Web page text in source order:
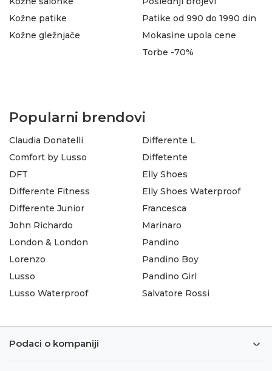
Kožne patike
Kožne gležnjače
Patike od 990 do 1990 din
Mokasine upola cene
Torbe -70%
Popularni brendovi
Claudia Donatelli
Comfort by Lusso
DFT
Differente Fitness
Differente Junior
Differente L
Diffetente
Elly Shoes
Elly Shoes Waterproof
Francesca
John Richardo
London & London
Lorenzo
Lusso
Lusso Waterproof
Marinaro
Pandino
Pandino Boy
Pandino Girl
Salvatore Rossi
Podaci o kompaniji